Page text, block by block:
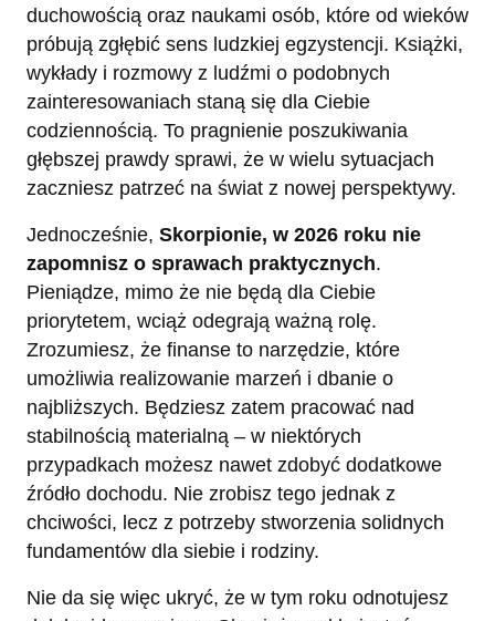
duchowością oraz naukami osób, które od wieków
próbują zgłębić sens ludzkiej egzystencji. Książki,
wykłady i rozmowy z ludźmi o podobnych
zainteresowaniach staną się dla Ciebie
codziennością. To pragnienie poszukiwania
głębszej prawdy sprawi, że w wielu sytuacjach
zaczniesz patrzeć na świat z nowej perspektywy.
Jednocześnie, Skorpionie, w 2026 roku nie
zapomnisz o sprawach praktycznych.
Pieniądze, mimo że nie będą dla Ciebie
priorytetem, wciąż odegrają ważną rolę.
Zrozumiesz, że finanse to narzędzie, które
umożliwia realizowanie marzeń i dbanie o
najbliższych. Będziesz zatem pracować nad
stabilnością materialną – w niektórych
przypadkach możesz nawet zdobyć dodatkowe
źródło dochodu. Nie zrobisz tego jednak z
chciwości, lecz z potrzeby stworzenia solidnych
fundamentów dla siebie i rodziny.
Nie da się więc ukryć, że w tym roku odnotujesz